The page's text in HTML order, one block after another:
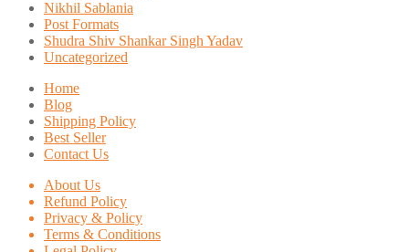
Nikhil Sablania
Post Formats
Shudra Shiv Shankar Singh Yadav
Uncategorized
Home
Blog
Shipping Policy
Best Seller
Contact Us
About Us
Refund Policy
Privacy & Policy
Terms & Conditions